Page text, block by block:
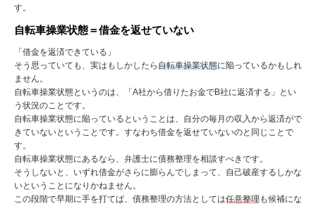
す。
自転車操業状態＝借金を返せていない
「借金を返済できている」
そう思っていても、実はもしかしたら自転車操業状態に陥っているかもしれ
ません。
自転車操業状態というのは、「A社から借りたお金でB社に返済する」とい
う状況のことです。
自転車操業状態に陥っているということは、自分の毎月の収入から返済がで
きていないということです。すなわち借金を返せていないのと同じことで
す。
自転車操業状態にあるなら、弁護士に債務整理を相談すべきです。
そうしないと、いずれ借金がさらに膨らんでしまって、自己破産するしかな
いということになりかねません。
この段階で早期に手を打てば、債務整理の方法としては任意整理も候補にな